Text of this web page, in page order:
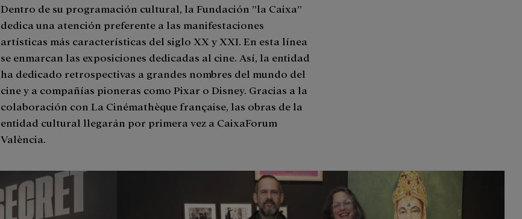
Dentro de su programación cultural, la Fundación ”la Caixa”
dedica una atención preferente a las manifestaciones
artísticas más características del siglo XX y XXI. En esta línea
se enmarcan las exposiciones dedicadas al cine. Así, la entidad
ha dedicado retrospectivas a grandes nombres del mundo del
cine y a compañías pioneras como Pixar o Disney. Gracias a la
colaboración con La Cinémathèque française, las obras de la
entidad cultural llegarán por primera vez a CaixaForum
València.